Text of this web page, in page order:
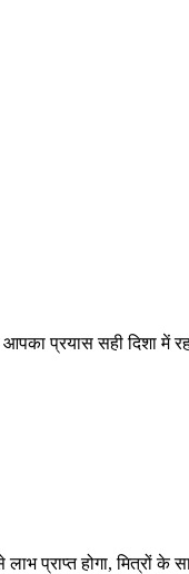
आपका प्रयास सही दिशा
लाभ प्राप्त होगा, मित्रों